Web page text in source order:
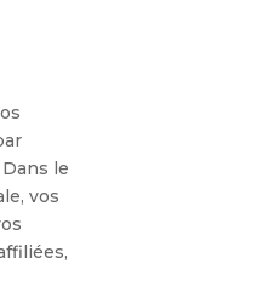
le
vos